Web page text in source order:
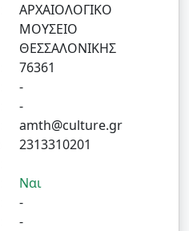
ΑΡΧΑΙΟΛΟΓΙΚΟ
ΜΟΥΣΕΙΟ
ΘΕΣΣΑΛΟΝΙΚΗΣ
76361
-
-
amth@culture.gr
2313310201
Ναι
-
-